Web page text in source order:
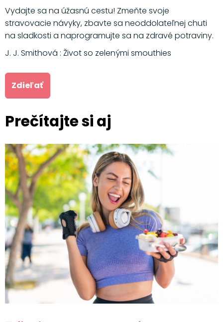
Vydajte sa na úžasnú cestu! Zmeňte svoje
stravovacie návyky, zbavte sa neoddolateľnej chuti
na sladkosti a naprogramujte sa na zdravé potraviny.
J. J. Smithová : Život so zelenými smouthies
Zdieľať
Prečítajte si aj